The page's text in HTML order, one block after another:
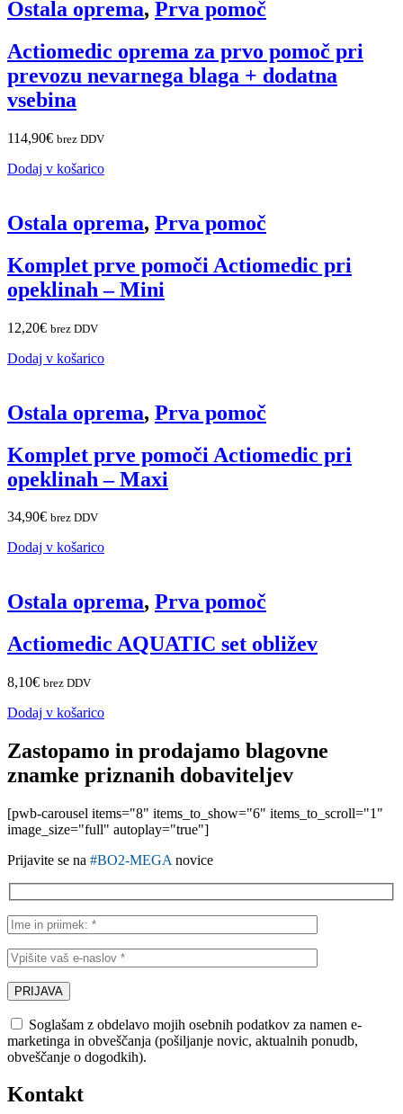
Ostala oprema, Prva pomoč
Actiomedic oprema za prvo pomoč pri
prevozu nevarnega blaga + dodatna
vsebina
114,90€ brez DDV
Dodaj v košarico
Ostala oprema, Prva pomoč
Komplet prve pomoči Actiomedic pri
opeklinah – Mini
12,20€ brez DDV
Dodaj v košarico
Ostala oprema, Prva pomoč
Komplet prve pomoči Actiomedic pri
opeklinah – Maxi
34,90€ brez DDV
Dodaj v košarico
Ostala oprema, Prva pomoč
Actiomedic AQUATIC set obližev
8,10€ brez DDV
Dodaj v košarico
Zastopamo in prodajamo blagovne
znamke priznanih dobaviteljev
[pwb-carousel items="8" items_to_show="6" items_to_scroll="1"
image_size="full" autoplay="true"]
Prijavite se na #BO2-MEGA novice
Soglašam z obdelavo mojih osebnih podatkov za namen e-
marketinga in obveščanja (pošiljanje novic, aktualnih ponudb,
obveščanje o dogodkih).
Kontakt